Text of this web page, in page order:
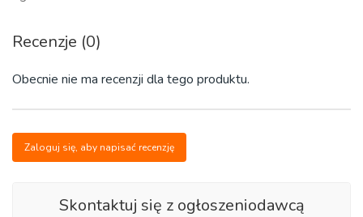
Recenzje (0)
Obecnie nie ma recenzji dla tego produktu.
Zaloguj się, aby napisać recenzję
Skontaktuj się z ogłoszeniodawcą